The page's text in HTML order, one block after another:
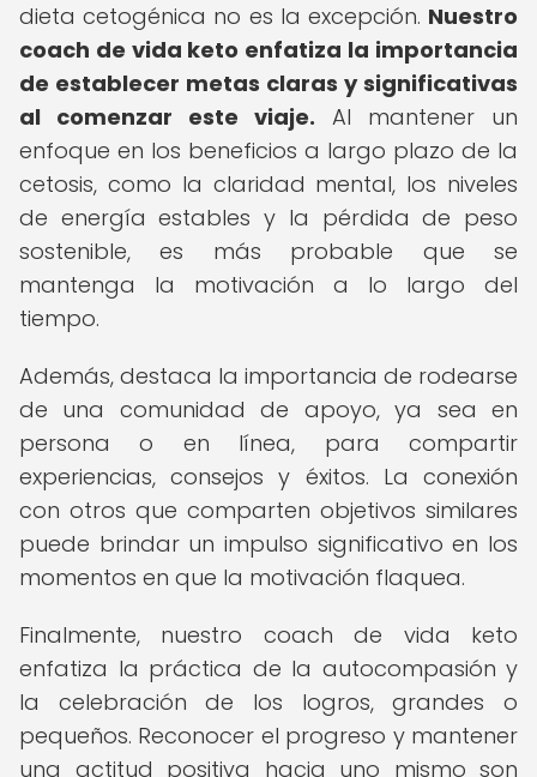
dieta cetogénica no es la excepción. Nuestro
coach de vida keto enfatiza la importancia
de establecer metas claras y significativas
al comenzar este viaje. Al mantener un
enfoque en los beneficios a largo plazo de la
cetosis, como la claridad mental, los niveles
de energía estables y la pérdida de peso
sostenible, es más probable que se
mantenga la motivación a lo largo del
tiempo.
Además, destaca la importancia de rodearse
de una comunidad de apoyo, ya sea en
persona o en línea, para compartir
experiencias, consejos y éxitos. La conexión
con otros que comparten objetivos similares
puede brindar un impulso significativo en los
momentos en que la motivación flaquea.
Finalmente, nuestro coach de vida keto
enfatiza la práctica de la autocompasión y
la celebración de los logros, grandes o
pequeños. Reconocer el progreso y mantener
una actitud positiva hacia uno mismo son